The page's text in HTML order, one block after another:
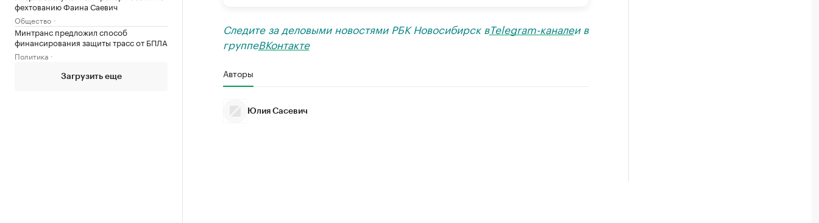
фехтованию Фаина Саевич
Общество
Минтранс предложил способ
финансирования защиты трасс от БПЛА
Политика
Загрузить еще
Следите за деловыми новостями РБК Новосибирск вTelegram-каналеи в
группеВКонтакте
Авторы
Юлия Сасевич